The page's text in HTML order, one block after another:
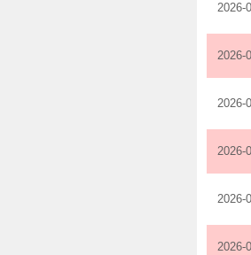
2026-
2026-
2026-
2026-
2026-
2026-